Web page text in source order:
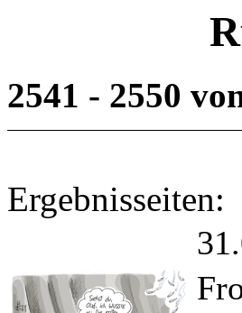
2541 - 2550
Ergebnisseiten: